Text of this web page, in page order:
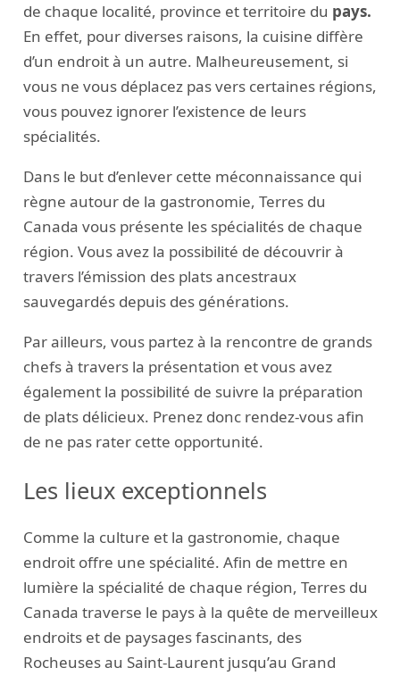
de chaque localité, province et territoire du pays.
En effet, pour diverses raisons, la cuisine diffère
d’un endroit à un autre. Malheureusement, si
vous ne vous déplacez pas vers certaines régions,
vous pouvez ignorer l’existence de leurs
spécialités.
Dans le but d’enlever cette méconnaissance qui
règne autour de la gastronomie, Terres du
Canada vous présente les spécialités de chaque
région. Vous avez la possibilité de découvrir à
travers l’émission des plats ancestraux
sauvegardés depuis des générations.
Par ailleurs, vous partez à la rencontre de grands
chefs à travers la présentation et vous avez
également la possibilité de suivre la préparation
de plats délicieux. Prenez donc rendez-vous afin
de ne pas rater cette opportunité.
Les lieux exceptionnels
Comme la culture et la gastronomie, chaque
endroit offre une spécialité. Afin de mettre en
lumière la spécialité de chaque région, Terres du
Canada traverse le pays à la quête de merveilleux
endroits et de paysages fascinants, des
Rocheuses au Saint-Laurent jusqu’au Grand